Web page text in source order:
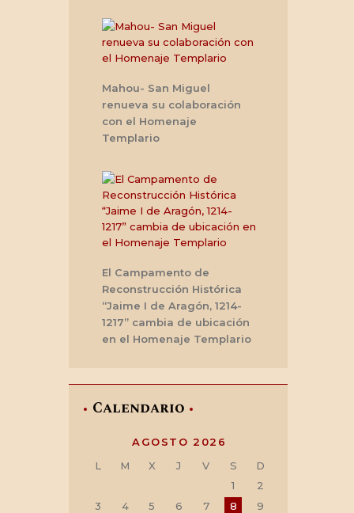
Mahou- San Miguel
renueva su colaboración
con el Homenaje
Templario
El Campamento de
Reconstrucción Histórica
“Jaime I de Aragón, 1214-
1217” cambia de ubicación
en el Homenaje Templario
Calendario
AGOSTO 2026
L
M X J V S
D
1
2
3
4 5 6 7 8
9